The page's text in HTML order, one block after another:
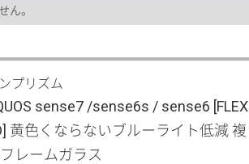
ん。
プリズム
sense7 /sense6s / sense6 [FLEX
黄色くならないブルーライト低減 複
レームガラス